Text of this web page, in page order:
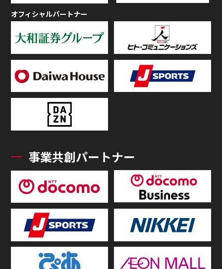
オフィシャルパートナー
事業共創パートナー